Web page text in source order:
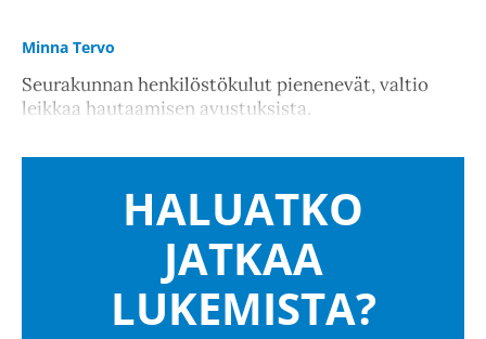
Minna Tervo
Seurakunnan henkilöstökulut pienenevät, valtio
leikkaa hautaamisen avustuksista.
HALUATKO
JATKAA
LUKEMISTA?